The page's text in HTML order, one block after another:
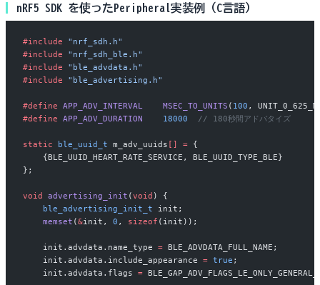
nRF5 SDK を使ったPeripheral実装例（C言語）
#include "nrf_sdh.h"
#include "nrf_sdh_ble.h"
#include "ble_advdata.h"
#include "ble_advertising.h"
#define APP_ADV_INTERVAL
    MSEC_TO_UNITS
( 100 ,
#define APP_ADV_DURATION
    18000
  // 180秒間アドバタイズ
static ble_uuid_t m_adv_uuids = {
    {BLE_UUID_HEART_RATE_SERVICE, BLE_UUID_TYPE_BLE}
};
void advertising_init ( void ) {
    ble_advertising_init_t
init;
    memset
( &init, 0 , sizeof (init));
    init.advdata.name_type
= BLE_ADVDATA_FULL_NAME;
    init.advdata.include_appearance
= true ;
    init.advdata.flags
=